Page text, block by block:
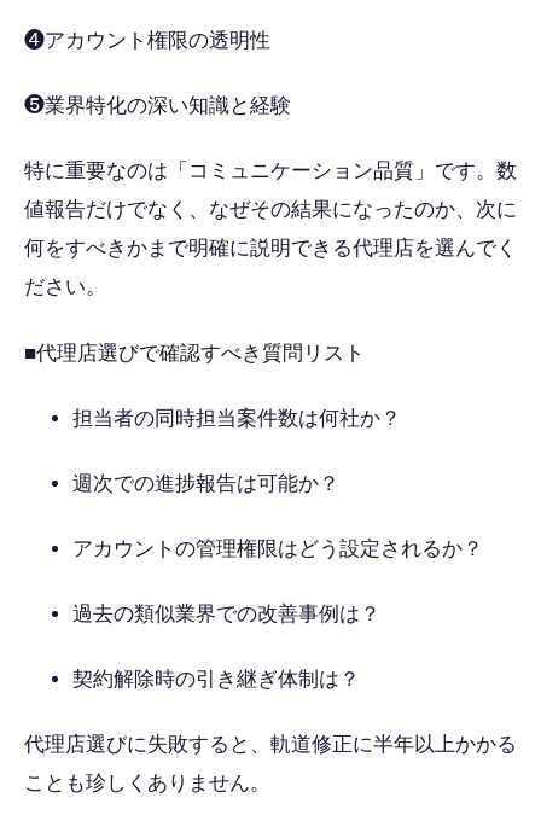
❹アカウント権限の透明性
❺業界特化の深い知識と経験
特に重要なのは「コミュニケーション品質」です。数
値報告だけでなく、なぜその結果になったのか、次に
何をすべきかまで明確に説明できる代理店を選んでく
ださい。
■代理店選びで確認すべき質問リスト
担当者の同時担当案件数は何社か？
週次での進捗報告は可能か？
アカウントの管理権限はどう設定されるか？
過去の類似業界での改善事例は？
契約解除時の引き継ぎ体制は？
代理店選びに失敗すると、軌道修正に半年以上かかる
ことも珍しくありません。